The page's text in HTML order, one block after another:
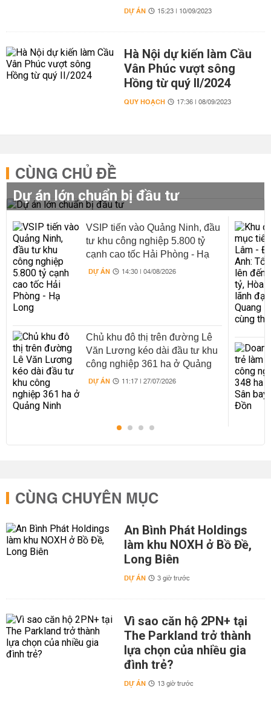
DỰ ÁN 15:23 | 10/09/2023
Hà Nội dự kiến làm Cầu
Vân Phúc vượt sông
Hồng từ quý II/2024
QUY HOẠCH 17:36 | 08/09/2023
CÙNG CHỦ ĐỀ
Dự án lớn chuẩn bị đầu tư
VSIP tiến vào Quảng Ninh, đầu
tư khu công nghiệp 5.800 tỷ
cạnh cao tốc Hải Phòng - Hạ
Long
DỰ ÁN 14:30 | 04/08/2026
Chủ khu đô thị trên đường Lê
Văn Lương kéo dài đầu tư khu
công nghiệp 361 ha ở Quảng
Ninh
DỰ ÁN 11:17 | 27/07/2026
CÙNG CHUYÊN MỤC
An Bình Phát Holdings
làm khu NOXH ở Bồ Đề,
Long Biên
DỰ ÁN 3 giờ trước
Vì sao căn hộ 2PN+ tại
The Parkland trở thành
lựa chọn của nhiều gia
đình trẻ?
DỰ ÁN 13 giờ trước